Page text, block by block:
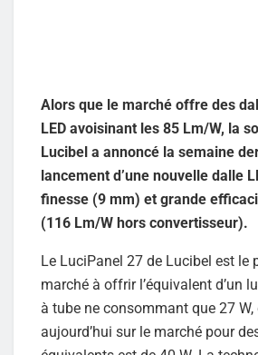
Alors que le marché offre des
LED avoisinant les 85 Lm/W, la
Lucibel a annoncé la semaine
lancement d’une nouvelle dalle
finesse (9 mm) et grande
(116 Lm/W hors convertisseur).
Le LuciPanel 27 de Lucibel est le
marché à offrir l’équivalent d’un
à tube ne consommant que 27
aujourd’hui sur le marché pour